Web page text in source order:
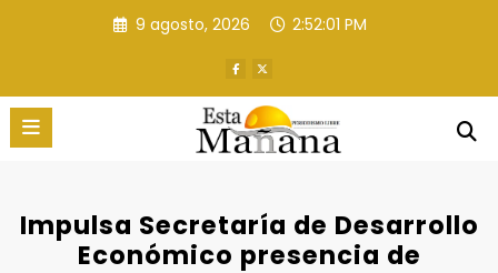
9 agosto, 2026 2:52:02 PM
Impulsa Secretaría de Desarrollo
Económico presencia de